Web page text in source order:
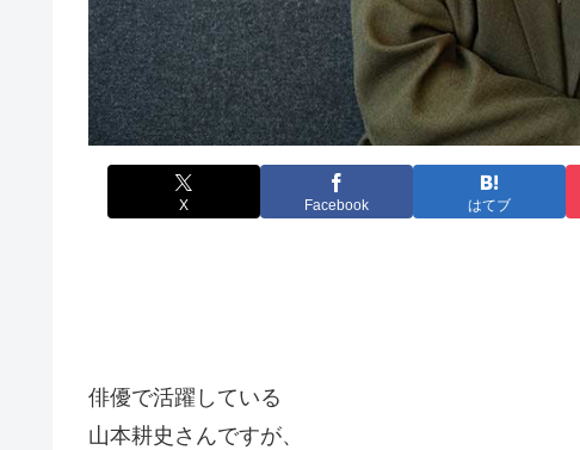
X Facebook はてブ
俳優で活躍している
山本耕史さんですが、